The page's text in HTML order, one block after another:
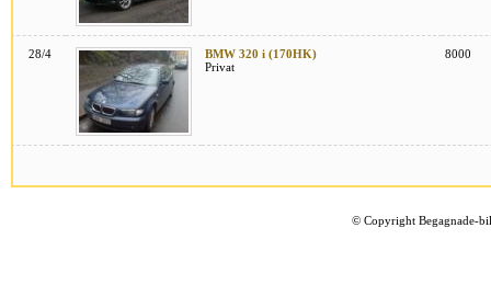
28/4
BMW 320 i (170HK)
Privat
8000
© Copyright Begagnade-